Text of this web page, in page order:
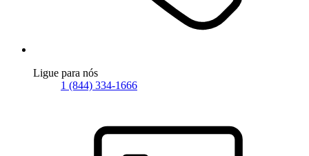
Ligue para nós
1 (844) 334-1666